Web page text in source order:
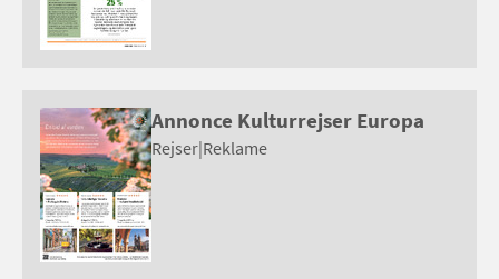
Annonce Kulturrejser Europa
Rejser|Reklame